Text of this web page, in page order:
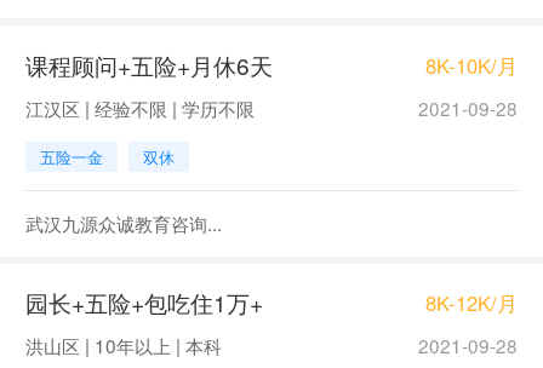
课程顾问+五险+月休6天 8K-10K/月
江汉区 | 经验不限 | 学历不限 2021-09-28
五险一金 双休
武汉九源众诚教育咨询...
园长+五险+包吃住1万+ 8K-12K/月
洪山区 | 10年以上 | 本科 2021-09-28